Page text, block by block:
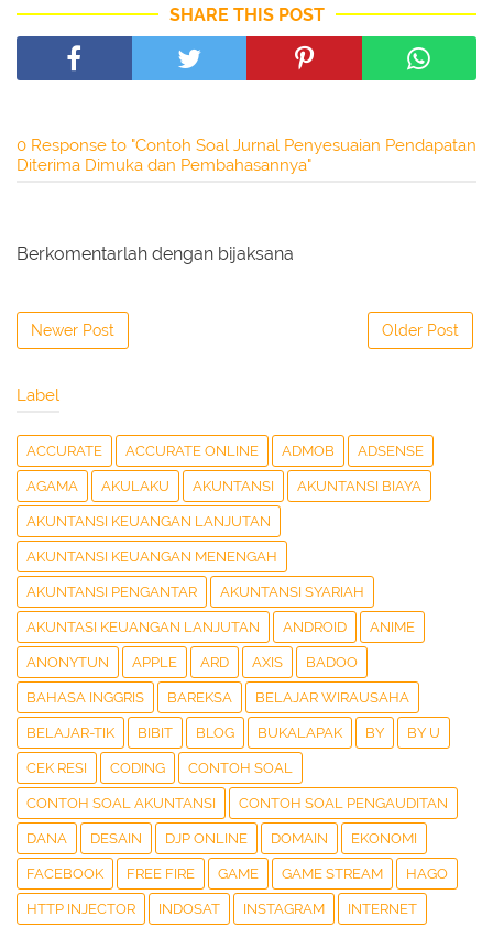
SHARE THIS POST
0 Response to "Contoh Soal Jurnal Penyesuaian Pendapatan
Diterima Dimuka dan Pembahasannya"
Berkomentarlah dengan bijaksana
Newer Post Older Post
Label
ACCURATE ACCURATE ONLINE ADMOB ADSENSE
AGAMA AKULAKU AKUNTANSI AKUNTANSI BIAYA
AKUNTANSI KEUANGAN LANJUTAN
AKUNTANSI KEUANGAN MENENGAH
AKUNTANSI PENGANTAR AKUNTANSI SYARIAH
AKUNTASI KEUANGAN LANJUTAN ANDROID ANIME
ANONYTUN APPLE ARD AXIS BADOO
BAHASA INGGRIS BAREKSA BELAJAR WIRAUSAHA
BELAJAR-TIK BIBIT BLOG BUKALAPAK BY BY U
CEK RESI CODING CONTOH SOAL
CONTOH SOAL AKUNTANSI CONTOH SOAL PENGAUDITAN
DANA DESAIN DJP ONLINE DOMAIN EKONOMI
FACEBOOK FREE FIRE GAME GAME STREAM HAGO
HTTP INJECTOR INDOSAT INSTAGRAM INTERNET